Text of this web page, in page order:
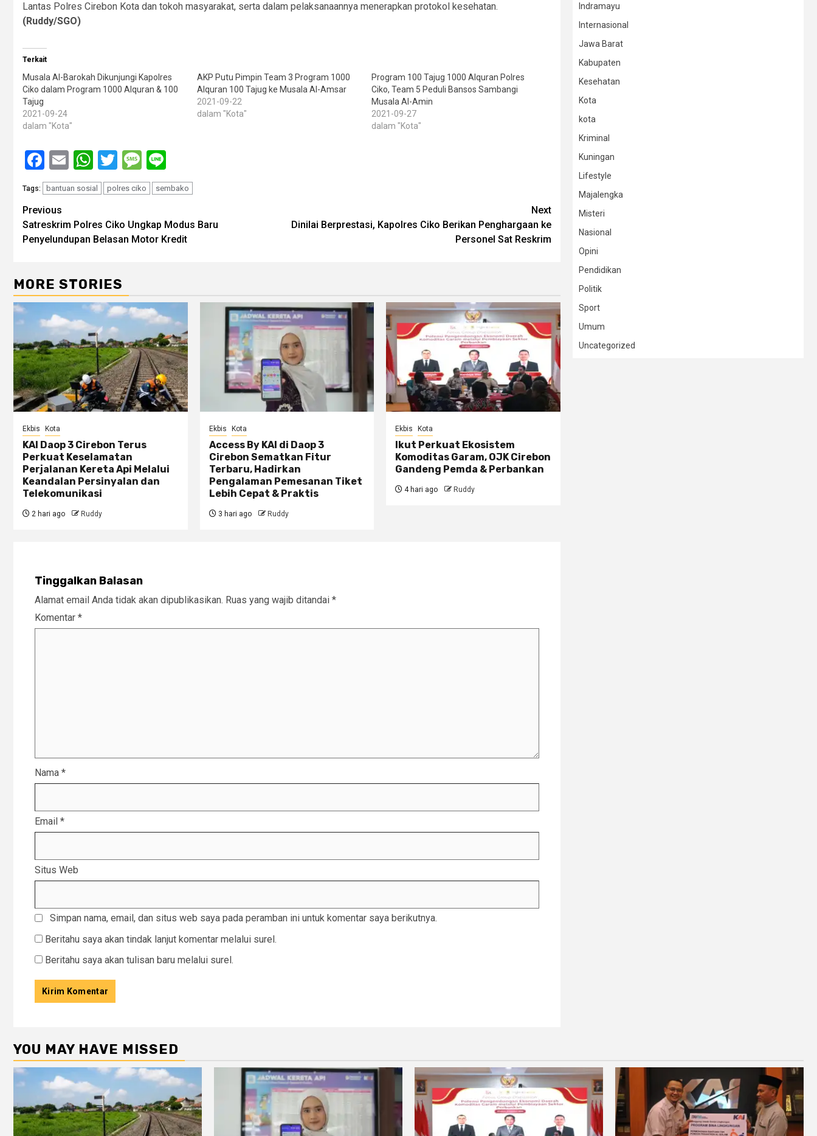
Lantas Polres Cirebon Kota dan tokoh masyarakat, serta dalam pelaksanaannya menerapkan protokol kesehatan.
(Ruddy/SGO)
Terkait
Musala Al-Barokah Dikunjungi Kapolres
Ciko dalam Program 1000 Alquran & 100
Tajug
2021-09-24
dalam "Kota"
AKP Putu Pimpin Team 3 Program 1000
Alquran 100 Tajug ke Musala Al-Amsar
2021-09-22
dalam "Kota"
Program 100 Tajug 1000 Alquran Polres
Ciko, Team 5 Peduli Bansos Sambangi
Musala Al-Amin
2021-09-27
dalam "Kota"
Facebook
EmailWhatsApp
TwitterMessage
Tags: bantuan sosial polres ciko sembako
Post
navigation
Previous
Satreskrim Polres Ciko Ungkap Modus Baru
Penyelundupan Belasan Motor Kredit
Next
Dinilai Berprestasi, Kapolres Ciko Berikan Penghargaan ke
Personel Sat Reskrim
MORE STORIES
Ekbis Kota
KAI Daop 3 Cirebon Terus
Perkuat Keselamatan
Perjalanan Kereta Api Melalui
Keandalan Persinyalan dan
Telekomunikasi
2 hari ago Ruddy
Ekbis Kota
Access By KAI di Daop 3
Cirebon Sematkan Fitur
Terbaru, Hadirkan
Pengalaman Pemesanan Tiket
Lebih Cepat & Praktis
3 hari ago Ruddy
Ekbis Kota
Ikut Perkuat Ekosistem
Komoditas Garam, OJK Cirebon
Gandeng Pemda & Perbankan
4 hari ago Ruddy
Tinggalkan Balasan
Alamat email Anda tidak akan dipublikasikan. Ruas yang wajib ditandai *
Komentar *
Nama *
Email *
Situs Web
Simpan nama, email, dan situs web saya pada peramban ini untuk komentar saya berikutnya.
Beritahu saya akan tindak lanjut komentar melalui surel.
Beritahu saya akan tulisan baru melalui surel.
Indramayu
Internasional
Jawa Barat
Kabupaten
Kesehatan
Kota
kota
Kriminal
Kuningan
Lifestyle
Majalengka
Misteri
Nasional
Opini
Pendidikan
Politik
Sport
Umum
Uncategorized
YOU MAY HAVE MISSED